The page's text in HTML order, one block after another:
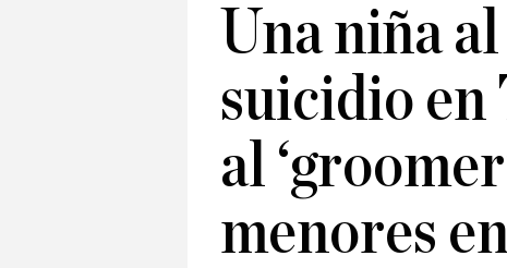
Una niña
suicidio en
al
menores